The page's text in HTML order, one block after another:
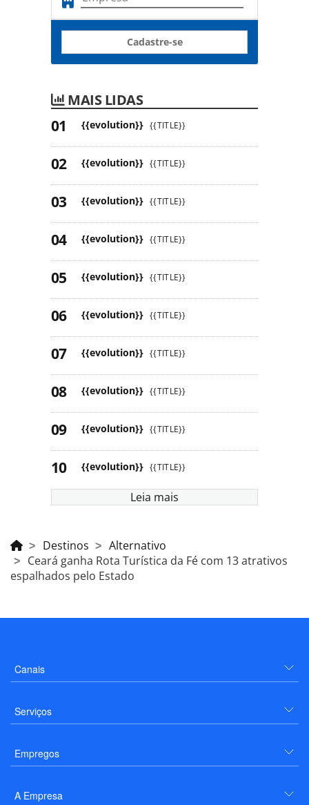
Cadastre-se
MAIS LIDAS
{{evolution}} {{TITLE}}
{{evolution}} {{TITLE}}
{{evolution}} {{TITLE}}
{{evolution}} {{TITLE}}
{{evolution}} {{TITLE}}
{{evolution}} {{TITLE}}
{{evolution}} {{TITLE}}
{{evolution}} {{TITLE}}
{{evolution}} {{TITLE}}
{{evolution}} {{TITLE}}
Leia mais
Destinos
Alternativo
Ceará ganha Rota Turística da Fé com 13 atrativos
espalhados pelo Estado
Canais
Serviços
Empregos
A Empresa